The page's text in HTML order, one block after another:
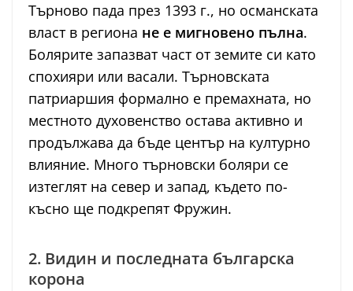
Търново пада през 1393 г., но османската
власт в региона не е мигновено пълна.
Болярите запазват част от земите си като
спохияри или васали. Търновската
патриаршия формално е премахната, но
местното духовенство остава активно и
продължава да бъде център на културно
влияние. Много търновски боляри се
изтеглят на север и запад, където по-
късно ще подкрепят Фружин.
2. Видин и последната българска
корона